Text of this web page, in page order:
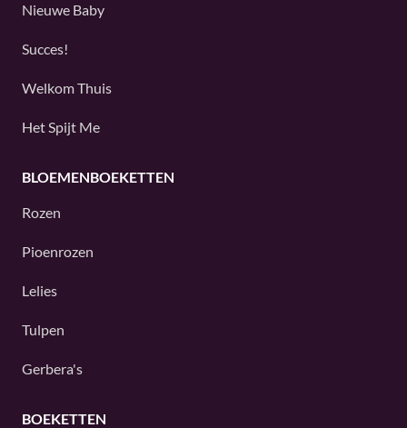
Nieuwe Baby
Succes!
Welkom Thuis
Het Spijt Me
BLOEMENBOEKETTEN
Rozen
Pioenrozen
Lelies
Tulpen
Gerbera's
BOEKETTEN